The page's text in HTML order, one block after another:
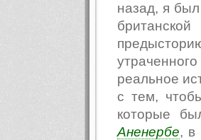
назад, я
реальное
с тем,
которые
Аненербе, в